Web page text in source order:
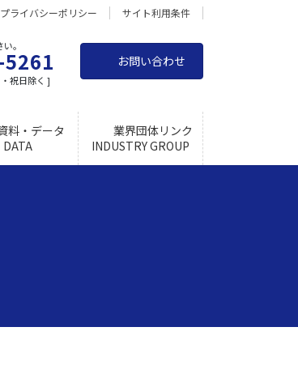
プライバシーポリシー サイト利用条件
。
祝日除く ]
お問い合わせ
料・データ
DATA
業界団体リンク
INDUSTRY GROUP